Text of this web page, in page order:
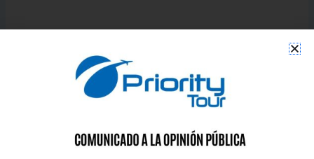
16 DE ABRIL DE 2024 A LAS 3:10 PM
Hi, this is a comment.
To get started with moderating, editing, and deleting
dashboard.
Commenter avatars come fromGravatar.